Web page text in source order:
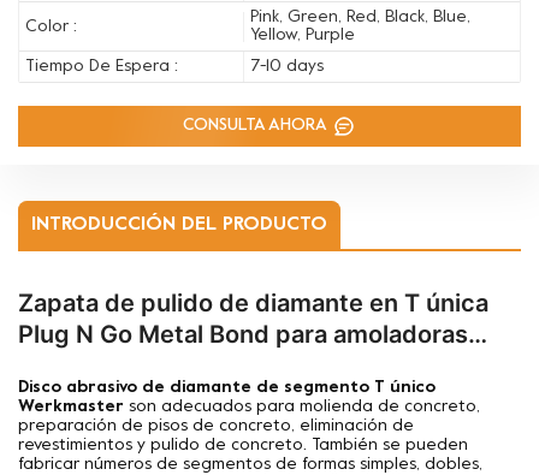
Color :
Pink, Green, Red, Black, Blue,
Yellow, Purple
Tiempo De Espera :
7-10 days
CONSULTA AHORA
INTRODUCCIÓN DEL PRODUCTO
Zapata de pulido de diamante en T única
Plug N Go Metal Bond para amoladoras
Disco abrasivo de diamante de segmento T único
Werkmaster son adecuados para molienda de concreto,
preparación de pisos de concreto, eliminación de
revestimientos y pulido de concreto. También se pueden
fabricar números de segmentos de formas simples, dobles,